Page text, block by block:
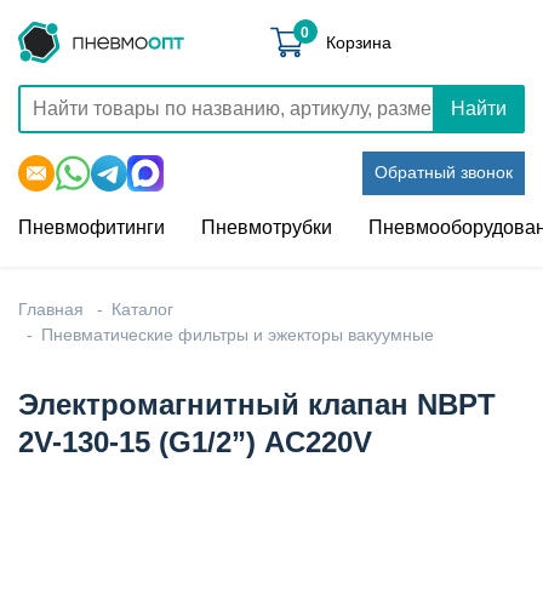
Найти
Обратный звонок
0 Корзина
Пневмофитинги Пневмотрубки
Главная
Каталог
Пневматические фильтры и эжекторы вакуумные
Электромагнитный клапан NBPT
2V-130-15 (G1/2”) АC220V